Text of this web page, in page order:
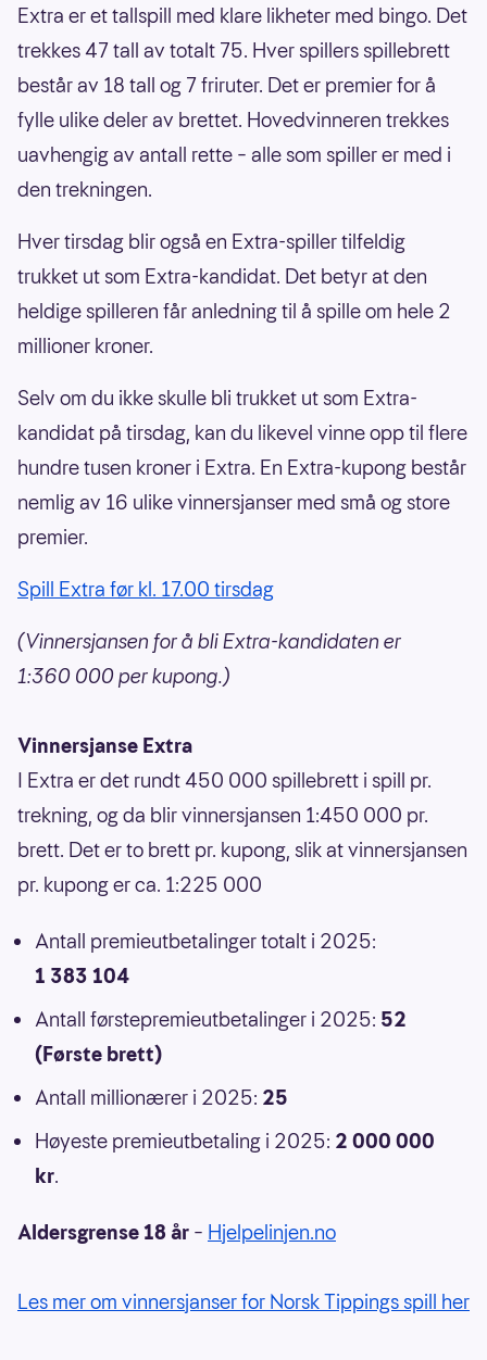
Extra er et tallspill med klare likheter med bingo. Det
trekkes 47 tall av totalt 75. Hver spillers spillebrett
består av 18 tall og 7 friruter. Det er premier for å
fylle ulike deler av brettet. Hovedvinneren trekkes
uavhengig av antall rette – alle som spiller er med i
den trekningen.
Hver tirsdag blir også en Extra-spiller tilfeldig
trukket ut som Extra-kandidat. Det betyr at den
heldige spilleren får anledning til å spille om hele 2
millioner kroner.
Selv om du ikke skulle bli trukket ut som Extra-
kandidat på tirsdag, kan du likevel vinne opp til flere
hundre tusen kroner i Extra. En Extra-kupong består
nemlig av 16 ulike vinnersjanser med små og store
premier.
Spill Extra før kl. 17.00 tirsdag
(Vinnersjansen for å bli Extra-kandidaten er
1:360 000 per kupong.)
Vinnersjanse Extra
I Extra er det rundt 450 000 spillebrett i spill pr.
trekning, og da blir vinnersjansen 1:450 000 pr.
brett. Det er to brett pr. kupong, slik at vinnersjansen
pr. kupong er ca. 1:225 000
Antall premieutbetalinger totalt i 2025:
1 383 104
Antall førstepremieutbetalinger i 2025: 52
(Første brett)
Antall millionærer i 2025: 25
Høyeste premieutbetaling i 2025: 2 000 000
kr.
Aldersgrense 18 år – Hjelpelinjen.no
Les mer om vinnersjanser for Norsk Tippings spill her